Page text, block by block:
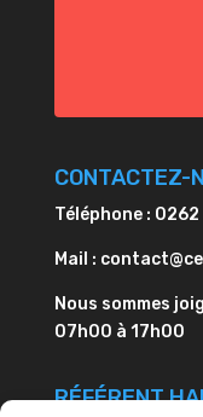
CONTACTEZ-
Téléphone :
Mail :
Nous sommes
07h00 à 17h00
RÉFÉRENT